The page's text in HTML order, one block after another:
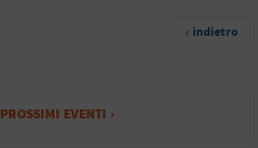
‹ indietro
PROSSIMI EVENTI ›